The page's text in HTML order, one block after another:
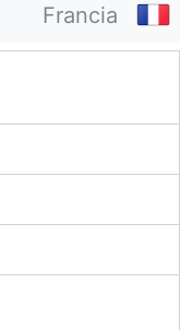
Francia